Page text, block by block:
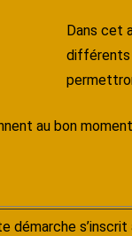
Dans cet
différents
au bon
démarche